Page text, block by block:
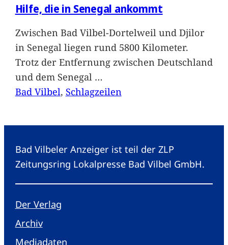
Hilfe, die in Senegal ankommt
Zwischen Bad Vilbel-Dortelweil und Djilor
in Senegal liegen rund 5800 Kilometer.
Trotz der Entfernung zwischen Deutschland
und dem Senegal …
Bad Vilbel, Schlagzeilen
Bad Vilbeler Anzeiger ist teil der ZLP
Zeitungsring Lokalpresse Bad Vilbel GmbH.
Der Verlag
Archiv
Mediadaten